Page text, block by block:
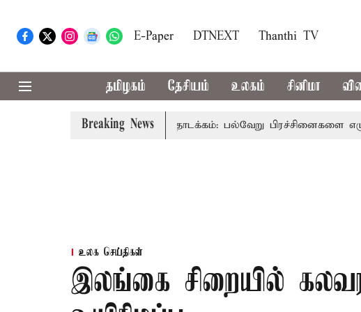
E-Paper DTNEXT Thanthi TV
தமிழகம் தேசியம் உலகம் சினிமா
Breaking News
விவாதம் இன்று தொடக்கம்: பல்வேறு பிரச்சினைகளை எழுப்ப
உலக செய்திகள்
இலங்கை சிறையில்